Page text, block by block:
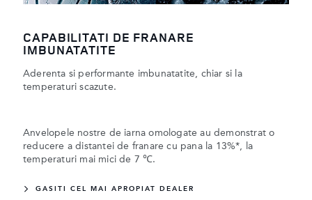
CAPABILITATI DE FRANARE
IMBUNATATITE
Aderenta si performante imbunatatite, chiar si la
temperaturi scazute.
Anvelopele nostre de iarna omologate au demonstrat o
reducere a distantei de franare cu pana la 13%*, la
temperaturi mai mici de 7 ℃.
GASITI CEL MAI APROPIAT DEALER